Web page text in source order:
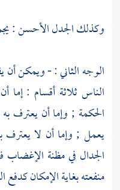
وكذلك الجدل الأحسن :
الوجه الثاني : - ويمكن
الناس ثلاثة أقسام :
الحكمة ; وإما أن يعترف
يعمل ; وإما أن لا يعترف
الجدال في مظنة
منفعته بغاية الإمكان كدفع